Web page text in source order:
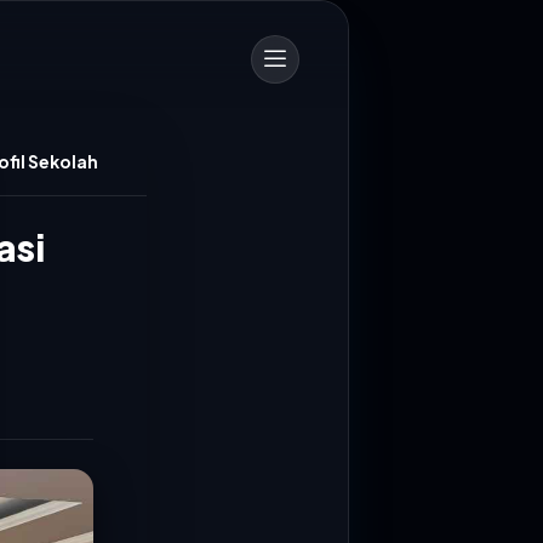
personel untuk mengamankan...
1447 Hijriah, PT Dirgantara
menyalurkan ratusan...
Sekolah